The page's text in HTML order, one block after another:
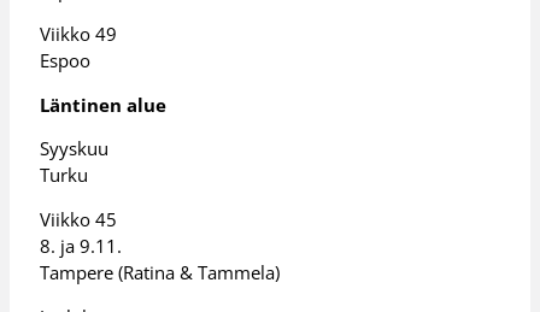
Viikko 49
Espoo
Läntinen alue
Syyskuu
Turku
Viikko 45
8. ja 9.11.
Tampere (Ratina & Tammela)